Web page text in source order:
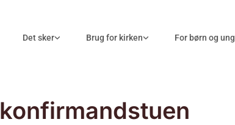
Det sker Brug for kirken For børn og